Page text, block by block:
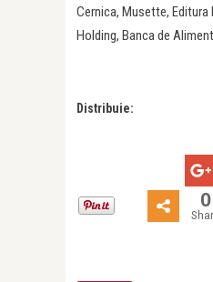
Cernica, Musette, Editura
Holding, Banca de
Distribuie:
0